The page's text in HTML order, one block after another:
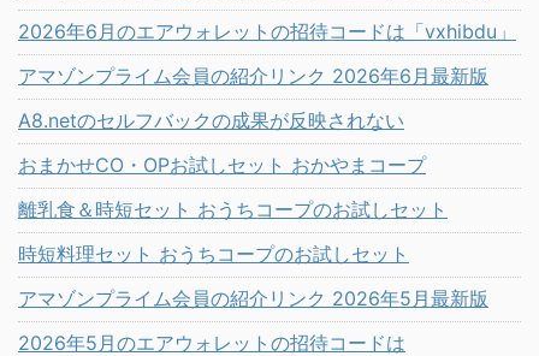
2026年6月のエアウォレットの招待コードは「vxhibdu」
アマゾンプライム会員の紹介リンク 2026年6月最新版
A8.netのセルフバックの成果が反映されない
おまかせCO・OPお試しセット おかやまコープ
離乳食＆時短セット おうちコープのお試しセット
時短料理セット おうちコープのお試しセット
アマゾンプライム会員の紹介リンク 2026年5月最新版
2026年5月のエアウォレットの招待コードは